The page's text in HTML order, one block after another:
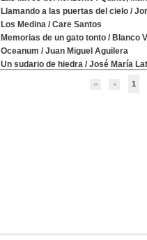
Llamando a las puertas del cielo /
Los Medina /Care Santos
Memorias de un gato tonto / Blanco
Oceanum /Juan Miguel Aguilera
Un sudario de hiedra /José María
1